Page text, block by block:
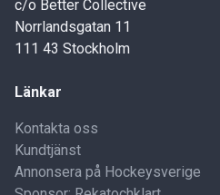
c/o Better Collective
Norrlandsgatan 11
111 43 Stockholm
Länkar
Kontakta oss
Kundtjänst
Annonsera på Hockeysverige